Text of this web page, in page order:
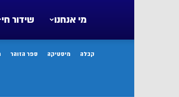
שידור חי מי אנחנו
קבלה מיסטיקה ספר הזוהר